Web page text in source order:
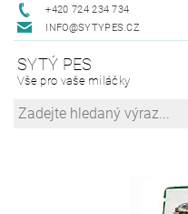
+420 724 234 734
INFO@SYTYPES.CZ
SYTÝ PES
Vše pro vaše miláčky